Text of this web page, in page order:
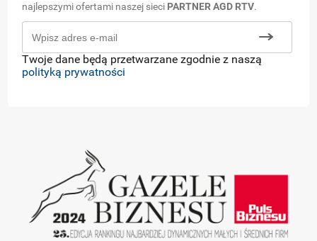
najlepszymi ofertami naszej sieci PARTNER AGD RTV.
Twoje dane będą przetwarzane zgodnie z naszą
polityką prywatności